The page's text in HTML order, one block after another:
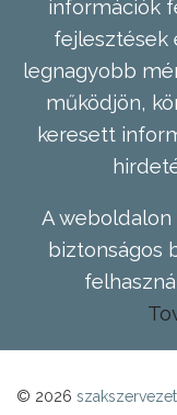
információk
fejlesztések
legnagyobb
működjön,
keresett
A
biztonságos
© 2026